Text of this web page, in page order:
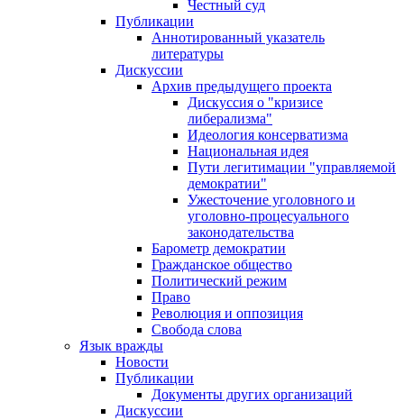
Честный суд
Публикации
Аннотированный указатель
литературы
Дискуссии
Архив предыдущего проекта
Дискуссия о "кризисе
либерализма"
Идеология консерватизма
Национальная идея
Пути легитимации "управляемой
демократии"
Ужесточение уголовного и
уголовно-процесуального
законодательства
Барометр демократии
Гражданское общество
Политический режим
Право
Революция и оппозиция
Свобода слова
Язык вражды
Новости
Публикации
Документы других организаций
Дискуссии